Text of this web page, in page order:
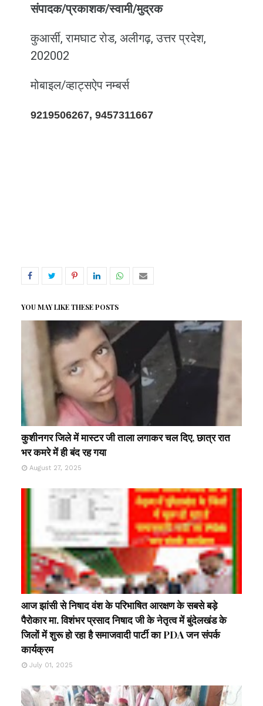
संपादक/प्रकाशक/स्वामी/मुद्रक
कुआर्सी, रामघाट रोड, अलीगढ़, उत्तर प्रदेश,
202002
मोबाइल/व्हाट्सऐप नम्बर्स
9219506267, 9457311667
YOU MAY LIKE THESE POSTS
कुशीनगर जिले में मास्टर जी ताला लगाकर चल दिए, छात्र रात
भर कमरे में ही बंद रह गया
August 27, 2025
आज झांसी से निषाद वंश के परिभाषित आरक्षण के सबसे बड़े
पैरोकार मा. विशंभर प्रसाद निषाद जी के नेतृत्व में बुंदेलखंड के
जिलों में शुरू हो रहा है समाजवादी पार्टी का PDA जन संपर्क
कार्यक्रम
July 01, 2025